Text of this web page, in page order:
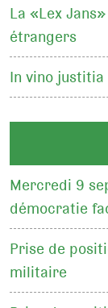
La «Lex
étrangers
In vino justitia
Mercredi 9
démocratie
Prise de
militaire